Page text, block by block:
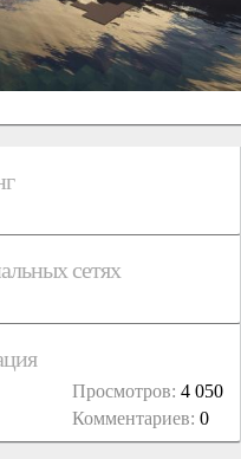
сетях
Просмотров: 4 050
Комментариев: 0